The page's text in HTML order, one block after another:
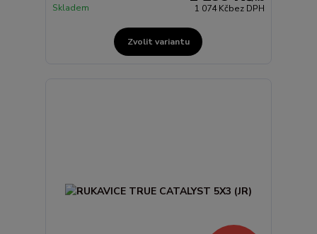
1 074 Kčbez DPH
Skladem
Zvolit variantu